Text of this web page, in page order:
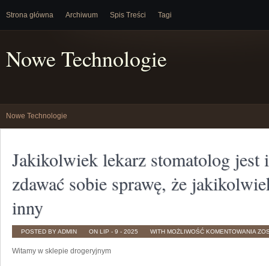
Strona główna Archiwum Spis Treści Tagi
Nowe Technologie
Nowe Technologie
Jakikolwiek lekarz stomatolog jest
zdawać sobie sprawę, że
inny
POSTED BY ADMIN ON LIP - 9 - 2025 WITH MOŻLIWOŚĆ KOMENTOWANIA
Witamy w sklepie drogeryjnym